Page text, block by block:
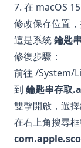
7. 在 macOS
修改保存位置
這是系統鑰匙串
修復步驟：
前往 /System/
到 鑰匙串存取
雙擊開啟，選
在右上角搜尋